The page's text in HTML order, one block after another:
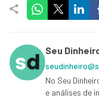
Seu
No Seu
e análises de